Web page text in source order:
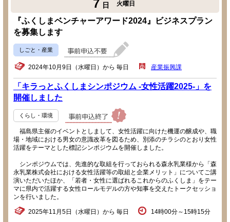
7 日 火曜日
『ふくしまベンチャーアワード2024』ビジネスプラン
を募集します
しごと・産業
2024年10月9日（水曜日）から 毎日 産業振興課
「キラっとふくしまシンポジウム -女性活躍2025-」を
開催しました
くらし・環境
福島県主催のイベントとしまして、女性活躍に向けた機運の醸成や、職
場・地域における男女の意識改革を図るため、別添のチラシのとおり女性
活躍をテーマとした標記シンポジウムを開催しました。
シンポジウムでは、先進的な取組を行っておられる森永乳業様から「森
永乳業株式会社における女性活躍等の取組と企業メリット」についてご講
演いただいたほか、「若者・女性に選ばれるこれからのふくしま」をテー
マに県内で活躍する女性ロールモデルの方や知事を交えたトークセッショ
ンを行いました。
2025年11月5日（水曜日）から 毎日 14時00分～15時15分